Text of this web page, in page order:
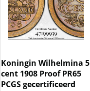
Koningin Wilhelmina 5
cent 1908 Proof PR65
PCGS gecertificeerd